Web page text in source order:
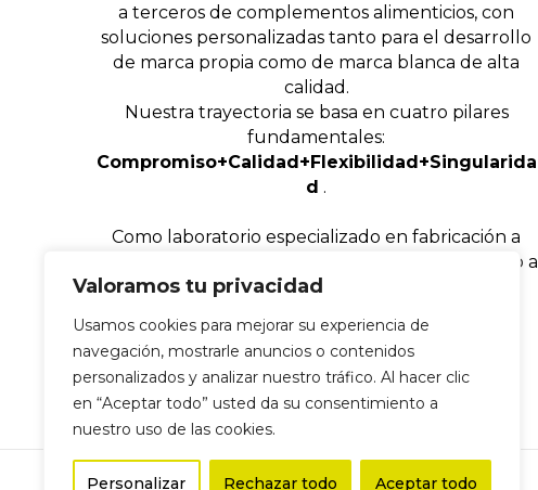
Valoramos tu privacidad
Usamos cookies para mejorar su experiencia de
navegación, mostrarle anuncios o contenidos
personalizados y analizar nuestro tráfico. Al hacer clic
en “Aceptar todo” usted da su consentimiento a
nuestro uso de las cookies.
Personalizar Rechazar todo Aceptar todo
a terceros de complementos alimenticios, con
soluciones personalizadas tanto para el desarrollo
de marca propia como de marca blanca de alta
calidad.
Nuestra trayectoria se basa en cuatro pilares
fundamentales:
Compromiso+Calidad+Flexibilidad+Singularida
d .
Como laboratorio especializado en fabricación a
terceros, ofrecemos un servicio integral adaptado a
las necesidades de cada cliente.